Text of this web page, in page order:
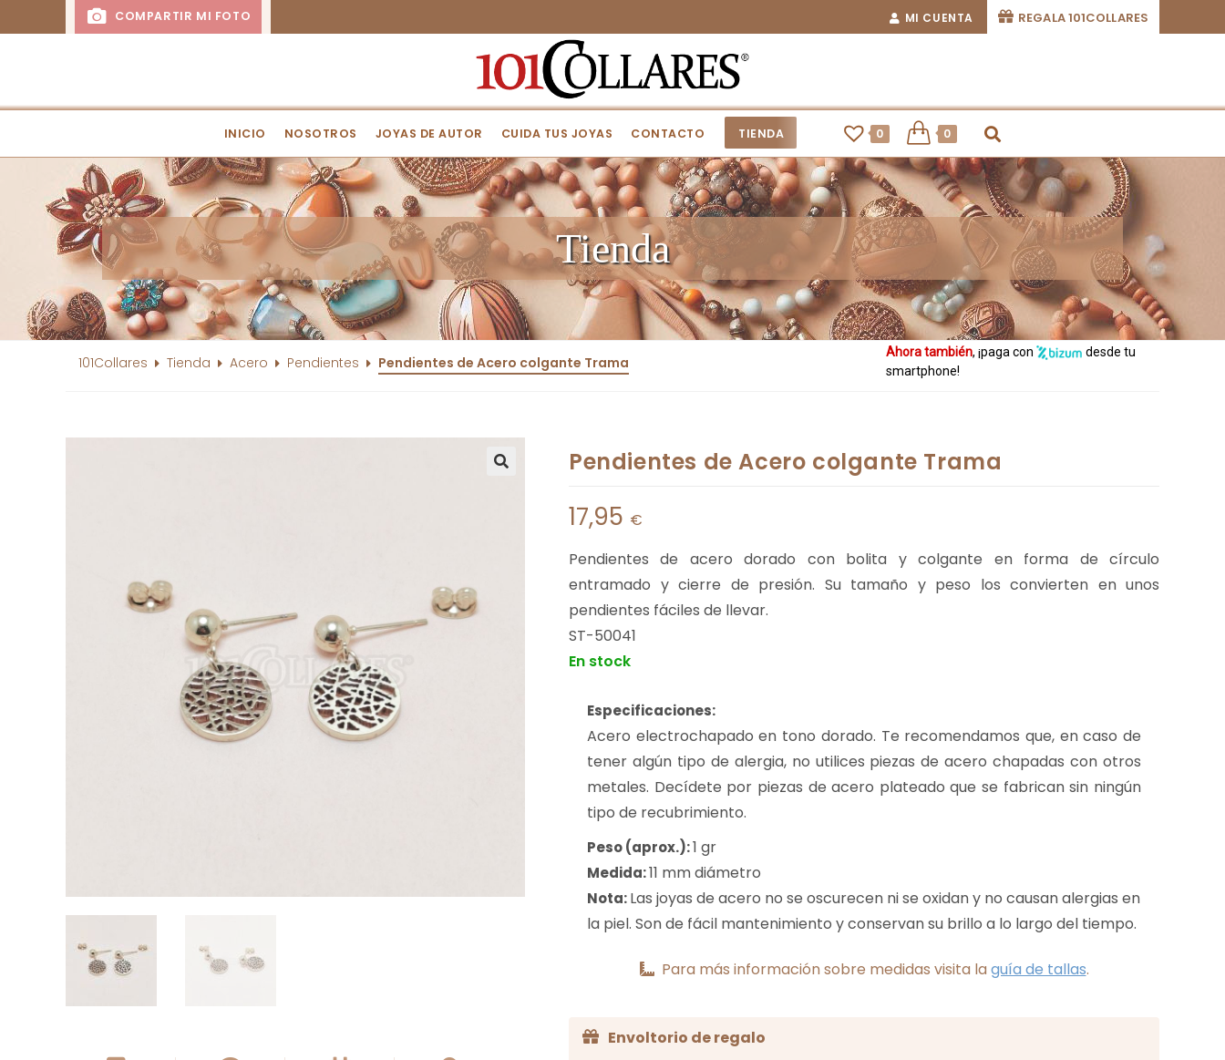
MI CUENTA REGALA 101COLLARES
COMPARTIR MI FOTO
INICIO NOSOTROS JOYAS DE AUTOR CUIDA TUS JOYAS CONTACTO TIENDA 0 0
Tienda
101Collares Tienda Acero Pendientes Pendientes de Acero colgante Trama
Ahora también, ¡paga con
desde tu
smartphone!
Pendientes de Acero colgante Trama
17,95 €
Pendientes de acero dorado con bolita y colgante en forma de círculo
entramado y cierre de presión. Su tamaño y peso los convierten en unos
pendientes fáciles de llevar.
ST-50041
En stock
Especificaciones:
Acero electrochapado en tono dorado. Te recomendamos que, en caso de
tener algún tipo de alergia, no utilices piezas de acero chapadas con otros
metales. Decídete por piezas de acero plateado que se fabrican sin ningún
tipo de recubrimiento.
Peso (aprox.):1 gr
Medida:11 mm diámetro
Nota:Las joyas de acero no se oscurecen ni se oxidan y no causan alergias en
la piel. Son de fácil mantenimiento y conservan su brillo a lo largo del tiempo.
Para más información sobre medidas visita laguía de tallas.
Envoltorio de regalo